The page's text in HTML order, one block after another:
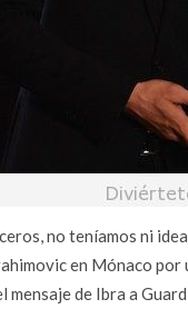
no teníamos ni
en Mónaco
mensaje de Ibra a